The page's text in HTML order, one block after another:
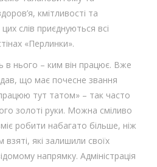
кмітливості та
слів приєднуються всі
«Перлинки».
в нього – ким він працює. Вже
що має почесне звання
тут татом» – так часто
золоті руки. Можна сміливо
робити набагато більше, ніж
взяті, які залишили своїх
напрямку. Адміністрація